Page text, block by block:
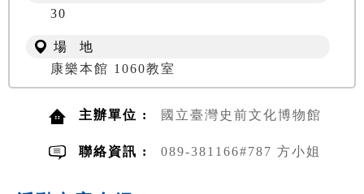
30
場 地
康樂本館 1060教室
主辦單位 : 國立臺灣史前文化博物館
聯絡資訊 : 089-381166#787 方小姐